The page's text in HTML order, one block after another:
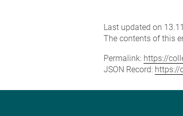
Last updated on
The contents of this
Permalink: https://
JSON Record: https://